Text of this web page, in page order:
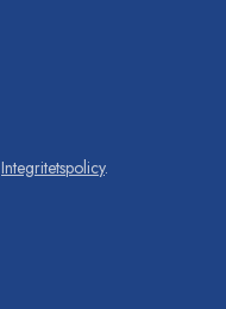
Integritetspolicy.